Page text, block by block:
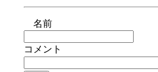
名前
コメント